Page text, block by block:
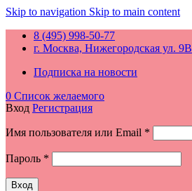
Skip to navigation Skip to main content
8 (495) 998-50-77
г. Москва, Нижегородская ул. 9В
Подписка на новости
0 Список желаемого
Вход Регистрация
Имя пользователя или Email *
Пароль *
Вход